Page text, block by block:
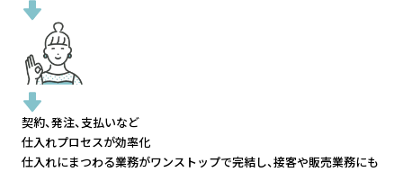
契約、発注、支払いなど
仕入れプロセスが効率化
仕入れにまつわる業務がワンストップで完結し、接客や販売業務にも